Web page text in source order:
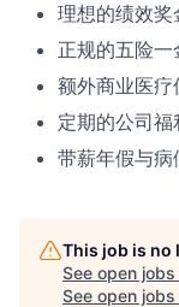
理想的绩效奖
正规的五险一
额外商业医疗
定期的公司福
带薪年假与病
This job is no
See open
See open